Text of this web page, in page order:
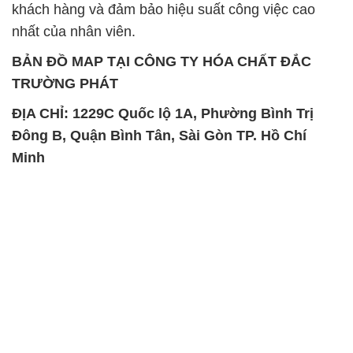
khách hàng và đảm bảo hiệu suất công việc cao
nhất của nhân viên.
BẢN ĐỒ MAP TẠI CÔNG TY HÓA CHẤT ĐẮC
TRƯỜNG PHÁT
ĐỊA CHỈ: 1229C Quốc lộ 1A, Phường Bình Trị
Đông B, Quận Bình Tân, Sài Gòn TP. Hồ Chí
Minh